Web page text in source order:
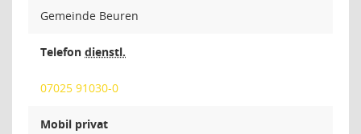
Gemeinde Beuren
Telefon dienstl.
07025 91030-0
Mobil privat